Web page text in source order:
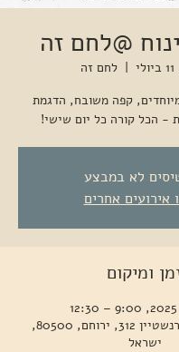
@לחם זה
  |
לחם זה
קפה משובח, הדגמת
- הכל קורה כל יום שישי!
לא במבצע
אירועים אחרים
ומיקום
לחם זה, צבי בורנשטיין 312, ירוחם, 80500,
ישראל